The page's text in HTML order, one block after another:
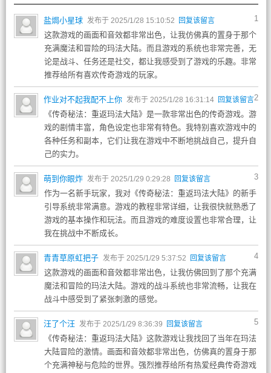
1
盐焗小星球 发布于 2025/1/28 15:10:52 回复该留言
这款游戏的画面和音效都非常出色，让我仿佛真的置身于那个
充满魔法和冒险的玛法大陆。而且游戏的系统也非常完善，无
论是战斗、任务还是社交，都让我感受到了游戏的乐趣。非常
推荐给所有喜欢传奇游戏的玩家。
2
作业对不起我配不上你 发布于 2025/1/28 16:31:14 回复该留言
《传奇秘法：重返玛法大陆》是一款非常出色的传奇游戏。游
戏的剧情丰富，角色设定也非常有特色。我特别喜欢游戏中的
各种任务和副本，它们让我在游戏中不断地挑战自己，提升自
己的实力。
3
萌到你眼炸 发布于 2025/1/29 0:29:28 回复该留言
作为一名新手玩家，我对《传奇秘法：重返玛法大陆》的新手
引导系统非常满意。游戏的教程非常详细，让我很快就熟悉了
游戏的基本操作和玩法。而且游戏的难度设置也非常合理，让
我在挑战中不断成长。
4
青青草原虹把子 发布于 2025/1/29 5:37:52 回复该留言
这款游戏的画面和音效都非常出色，让我仿佛回到了那个充满
魔法和冒险的玛法大陆。游戏的战斗系统也非常流畅，让我在
战斗中感受到了紧张刺激的感觉。
5
汪了个汪 发布于 2025/1/29 8:36:39 回复该留言
《传奇秘法：重返玛法大陆》这款游戏让我找回了当年在玛法
大陆冒险的激情。画面和音效都非常出色，仿佛真的置身于那
个充满神秘与危险的世界。强烈推荐给所有热爱经典传奇游戏